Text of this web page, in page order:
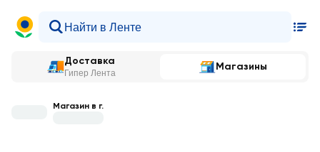
Доставка
Гипер Лента
Магазины
Магазин в г.